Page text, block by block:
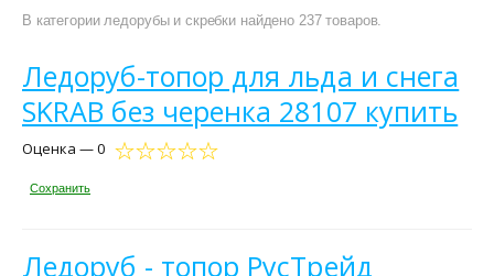
В категории ледорубы и скребки найдено 237 товаров.
Ледоруб-топор для льда и снега
SKRAB без черенка 28107 купить
Оценка — 0
Сохранить
Ледоруб - топор РусТрейд